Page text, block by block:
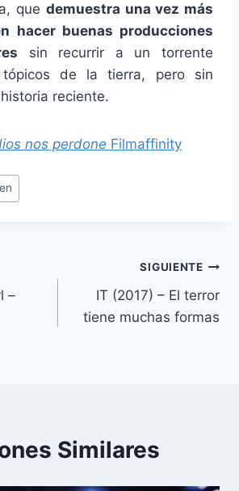
que demuestra una vez más
hacer buenas producciones
sin recurrir a un torrente
de la tierra, pero sin
reciente.
nos perdone Filmaffinity
–
SIGUIENTE
IT (2017) – El terror
tiene muchas formas
Similares